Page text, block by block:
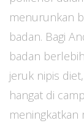
menurunkan
badan. Bagi
badan
jeruk nipis
hangat di